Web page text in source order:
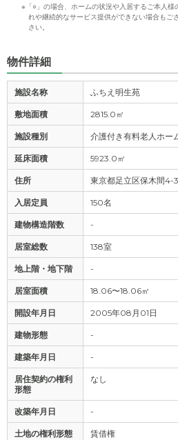
※「○」の場合、ホームの状況や入居するご本人様
れや継続的なサービス提供ができない場合もご
さい。
物件詳細
施設名称 ふちえ明生苑
敷地面積 2815.0㎡
施設種別 介護付き有料老人ホー
延床面積 5923.0㎡
住所 東京都足立区保木間4-
入居定員 150名
建物構造階数 -
居室総数 138室
地上階・地下階 -
居室面積 18.06〜18.06㎡
開設年月日 2005年08月01日
建物形態 -
建築年月日 -
居住契約の権利
形態
なし
改築年月日 -
土地の権利形態 賃借権